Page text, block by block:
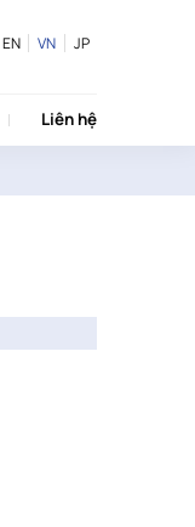
EN VN JP
Liên hệ